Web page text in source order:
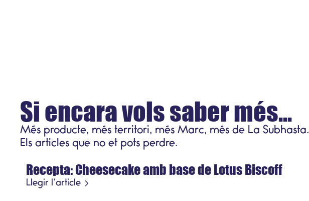
Si encara vols saber més...
Més producte, més territori, més Marc, més de La Subhasta.
Els articles que no et pots perdre.
21 de juliol del 2026
Receptes
Recepta: Cheesecake amb base de Lotus Biscoff
Llegir l’article